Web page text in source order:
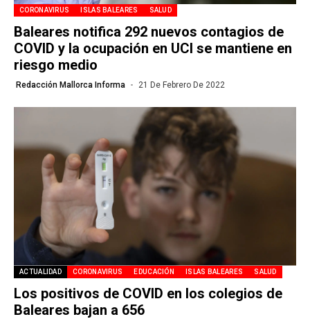
CORONAVIRUS ISLAS BALEARES SALUD
Baleares notifica 292 nuevos contagios de
COVID y la ocupación en UCI se mantiene en
riesgo medio
Redacción Mallorca Informa 21 De Febrero De 2022
ACTUALIDAD CORONAVIRUS EDUCACIÓN ISLAS BALEARES SALUD
Los positivos de COVID en los colegios de
Baleares bajan a 656